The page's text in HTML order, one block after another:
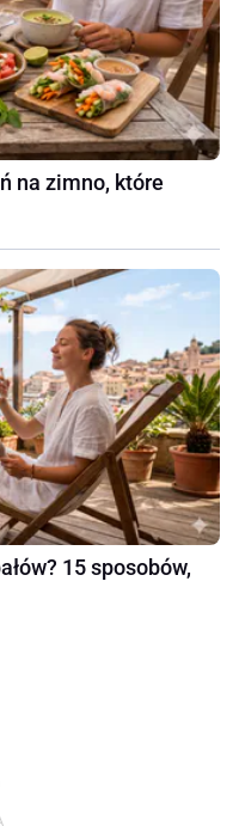
na zimno, które
15 sposobów,